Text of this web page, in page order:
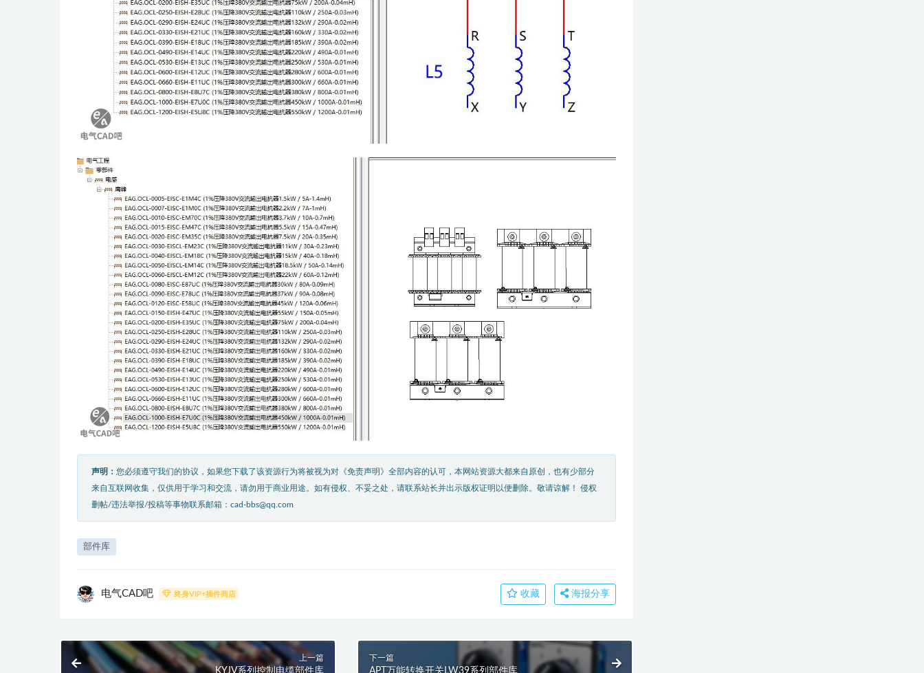
声明： 您必须遵守我们的协议，如果您下载了该资源行为将被视为对《免责声明》全部内容的认可，本网站资源大都来自原创，也有少部分
来自互联网收集，仅供用于学习和交流，请勿用于商业用途。如有侵权、不妥之处，请联系站长并出示版权证明以便删除。敬请谅解！ 侵权
删帖/违法举报/投稿等事物联系邮箱：cad-bbs@qq.com
部件库
电气CAD吧 终身VIP+插件商店 收藏 海报分享
上一篇
KYJV系列控制电缆部件库
下一篇
APT万能转换开关LW39系列部件库